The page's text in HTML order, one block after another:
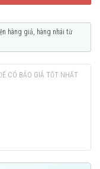
hàng giả, hàng nhái từ
CÓ BÁO GIÁ TỐT NHẤT